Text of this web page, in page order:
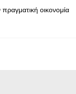
οικονομία